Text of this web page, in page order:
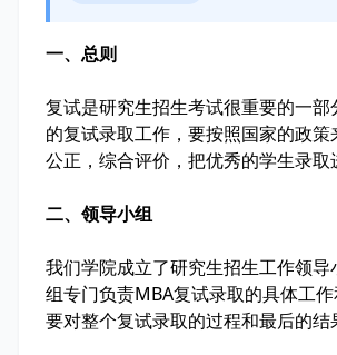
一、总则
复试是研究生招生考试很重要的一部
的复试录取工作，要按照国家的政
公正，综合评价，把优秀的学生录取
二、领导小组
我们学院成立了研究生招生工作领导
组专门负责MBA复试录取的具体工
要对整个复试录取的过程和最后的结